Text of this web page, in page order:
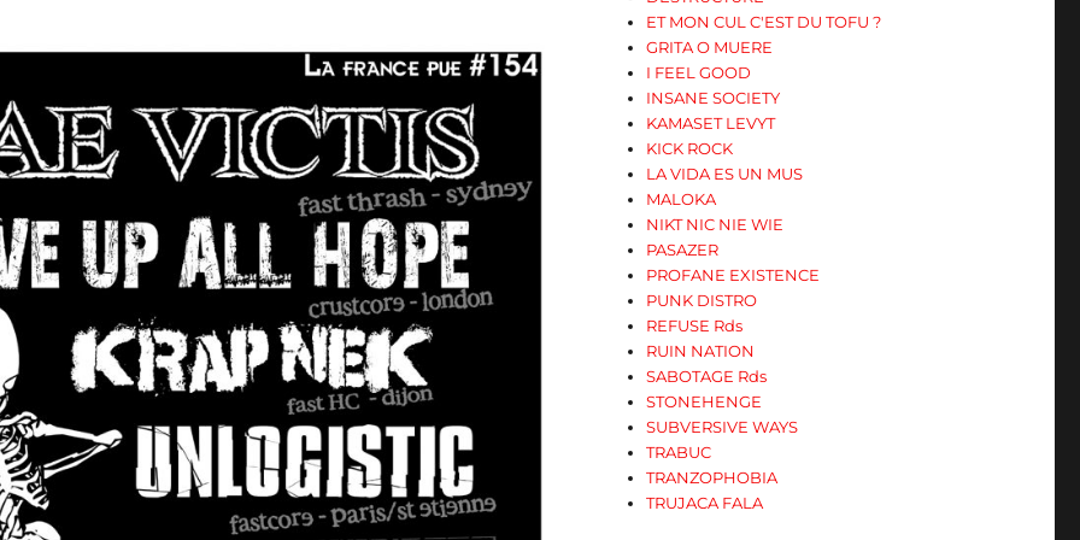
ET MON CUL C'EST DU TOFU ?
GRITA O MUERE
I FEEL GOOD
INSANE SOCIETY
KAMASET LEVYT
KICK ROCK
LA VIDA ES UN MUS
MALOKA
NIKT NIC NIE WIE
PASAZER
PROFANE EXISTENCE
PUNK DISTRO
REFUSE Rds
RUIN NATION
SABOTAGE Rds
STONEHENGE
SUBVERSIVE WAYS
TRABUC
TRANZOPHOBIA
TRUJACA FALA